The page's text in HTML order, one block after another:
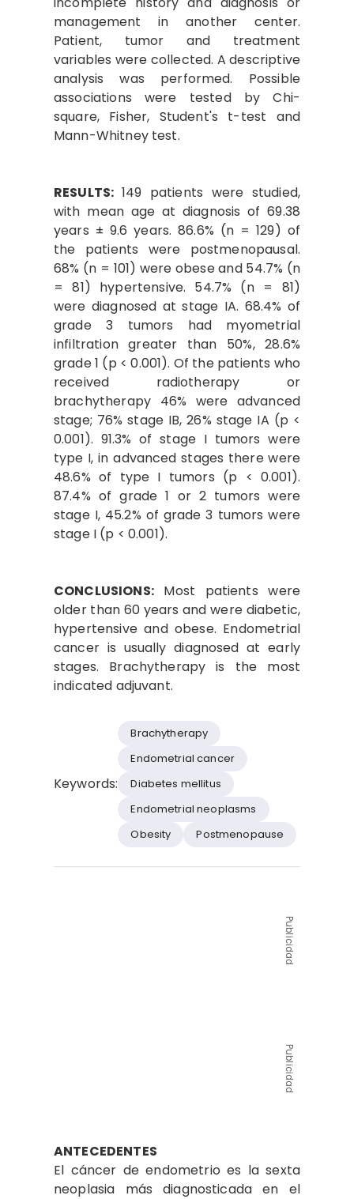
management in another center.
Patient, tumor and treatment
variables were collected. A descriptive
analysis was performed. Possible
associations were tested by Chi-
square, Fisher, Student's t-test and
Mann-Whitney test.
RESULTS: 149 patients were studied,
with mean age at diagnosis of 69.38
years ± 9.6 years. 86.6% (n = 129) of
the patients were postmenopausal.
68% (n = 101) were obese and 54.7% (n
= 81) hypertensive. 54.7% (n = 81)
were diagnosed at stage IA. 68.4% of
grade 3 tumors had myometrial
infiltration greater than 50%, 28.6%
grade 1 (p < 0.001). Of the patients who
received radiotherapy or
brachytherapy 46% were advanced
stage; 76% stage IB, 26% stage IA (p <
0.001). 91.3% of stage I tumors were
type I, in advanced stages there were
48.6% of type I tumors (p < 0.001).
87.4% of grade 1 or 2 tumors were
stage I, 45.2% of grade 3 tumors were
stage I (p < 0.001).
CONCLUSIONS:Most patients were
older than 60 years and were diabetic,
hypertensive and obese. Endometrial
cancer is usually diagnosed at early
stages. Brachytherapy is the most
indicated adjuvant.
Keywords:
Brachytherapy
Endometrial cancer
Diabetes mellitus
Endometrial neoplasms
Obesity
Postmenopause
Publicidad
Publicidad
ANTECEDENTES
El cáncer de endometrio es la sexta
neoplasia más diagnosticada en el